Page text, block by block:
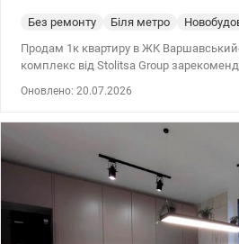
Без ремонту Біля метро
Продам 1к квартиру в ЖК
комплекс від Stolitsa Group
Виговського. Поверховість 14-25.
резервне живлення на будинок від
безперебійне опалення,
в підвалі облаштовується укриття.
передбачені. Територія закрита від
прогулянок, дитячий і спортивний
розташована на зручному і
Оновлено: 20.07.2026